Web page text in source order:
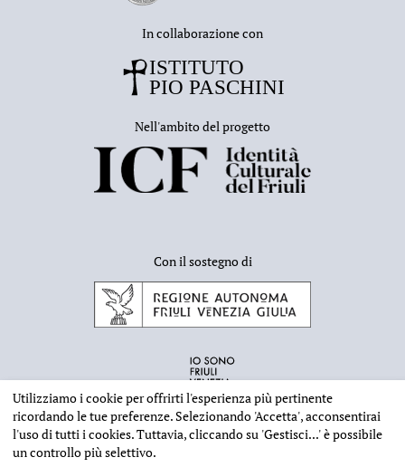
In collaborazione con
Nell'ambito del progetto
Con il sostegno di
Utilizziamo i cookie per offrirti l'esperienza più pertinente
ricordando le tue preferenze. Selezionando 'Accetta', acconsentirai
l'uso di tutti i cookies. Tuttavia, cliccando su 'Gestisci...'è possibile
un controllo più selettivo.